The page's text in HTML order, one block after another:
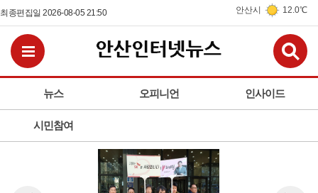
최종편집일 2026-08-05 21:50 안산시 12.0℃
뉴스 오피니언 인사이드
시민참여
전체메뉴보기